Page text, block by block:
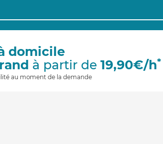
domicile
à partir de 19,90€/h*
au moment de la demande